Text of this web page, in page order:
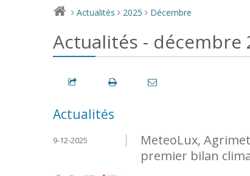
> Actualités > 2025 > Décembre
Actualités - décembre
Actualités
MeteoLux,
premier bilan
9-12-2025